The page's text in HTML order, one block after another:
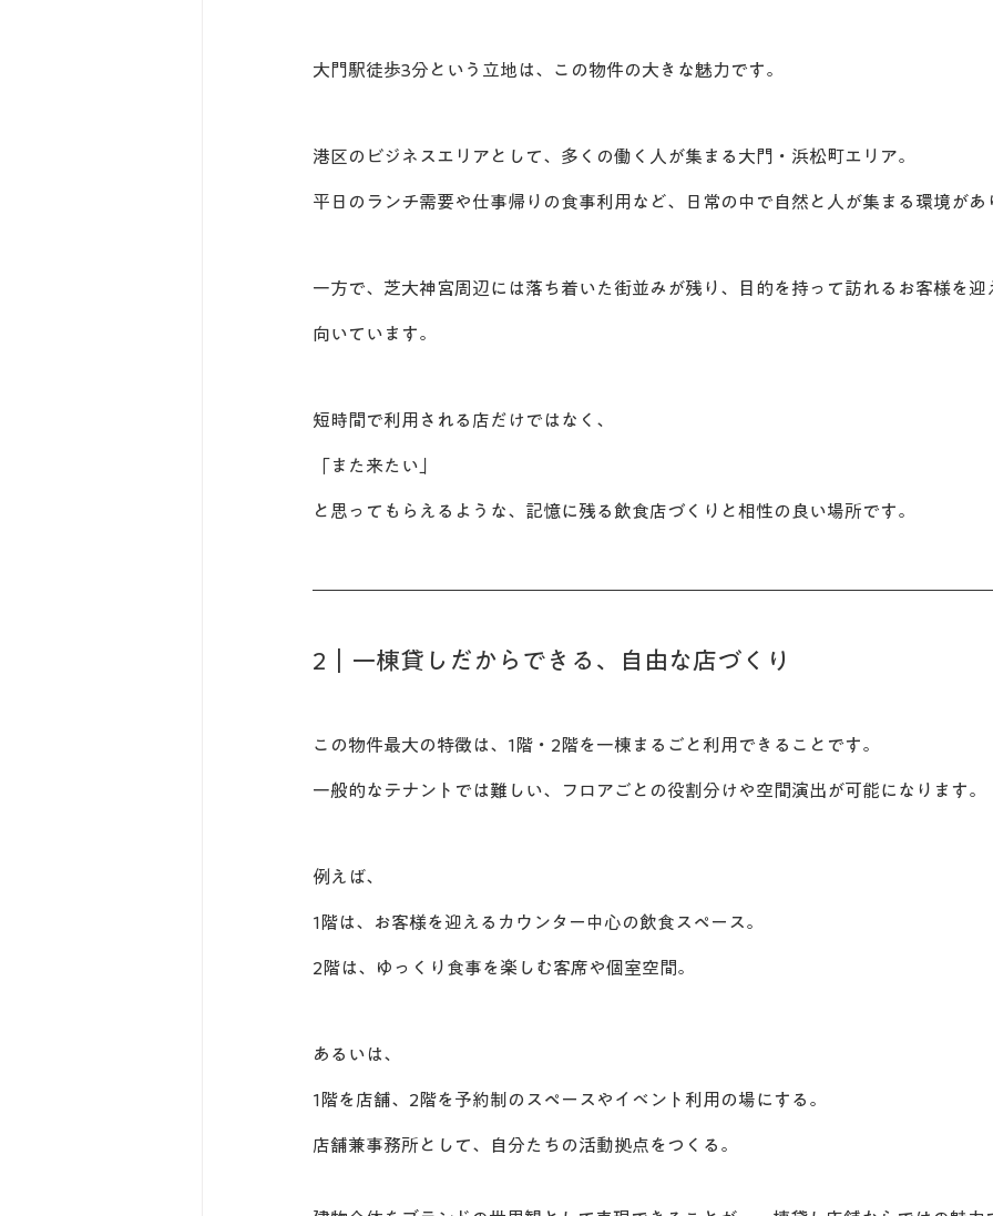
大門駅徒歩3分という立地は、この物件の大きな魅力です。
港区のビジネスエリアとして、多くの働く人が集まる大門・浜松町エリア。
平日のランチ需要や仕事帰りの食事利用など、日常の中で自然と人が集まる環境があ
一方で、芝大神宮周辺には落ち着いた街並みが残り、目的を持って訪れるお客様を迎
向いています。
短時間で利用される店だけではなく、
「また来たい」
と思ってもらえるような、記憶に残る飲食店づくりと相性の良い場所です。
2｜一棟貸しだからできる、自由な店づくり
この物件最大の特徴は、1階・2階を一棟まるごと利用できることです。
一般的なテナントでは難しい、フロアごとの役割分けや空間演出が可能になります。
例えば、
1階は、お客様を迎えるカウンター中心の飲食スペース。
2階は、ゆっくり食事を楽しむ客席や個室空間。
あるいは、
1階を店舗、2階を予約制のスペースやイベント利用の場にする。
店舗兼事務所として、自分たちの活動拠点をつくる。